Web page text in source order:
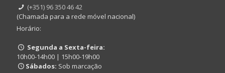
(+351) 96 350 46 42
(Chamada para a rede móvel nacional)
Horário:
Segunda a Sexta-feira:
10h00-14h00 | 15h00-19h00
Sábados: Sob marcação